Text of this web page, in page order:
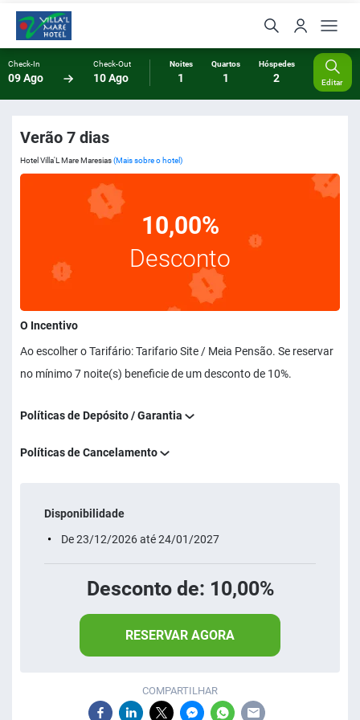
Check-In
09 Ago
Check-Out
10 Ago
Noites
1
Quartos
1
Hóspedes
2 Editar
Verão 7 dias
Hotel Villa'L Mare Maresias(Mais sobre o hotel)
10,00%
Desconto
O Incentivo
Ao escolher o Tarifário: Tarifario Site / Meia Pensão. Se reservar
no mínimo 7 noite(s) beneficie de um desconto de 10%.
Políticas de Depósito / Garantia
Políticas de Cancelamento
Disponibilidade
De 23/12/2026 até 24/01/2027
Desconto de: 10,00%
RESERVAR AGORA
COMPARTILHAR